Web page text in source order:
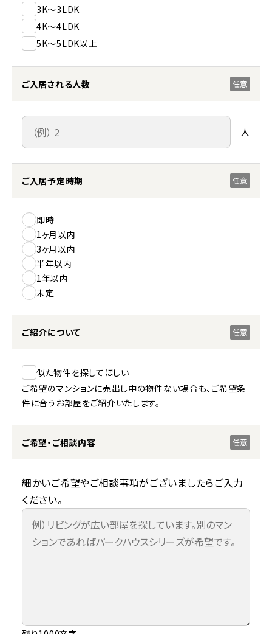
3K～3LDK
4K～4LDK
5K～5LDK以上
ご入居される人数 任意
人
ご入居予定時期 任意
即時
1ヶ月以内
3ヶ月以内
半年以内
1年以内
未定
ご紹介について 任意
似た物件を探してほしい
ご希望のマンションに売出し中の物件ない場合も、ご希望条
件に合うお部屋をご紹介いたします。
ご希望・ご相談内容 任意
細かいご希望やご相談事項がございましたらご入力
ください。